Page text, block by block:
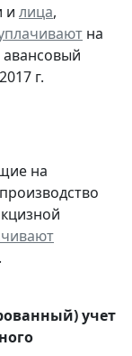
и лица,
на
г.
на
учет